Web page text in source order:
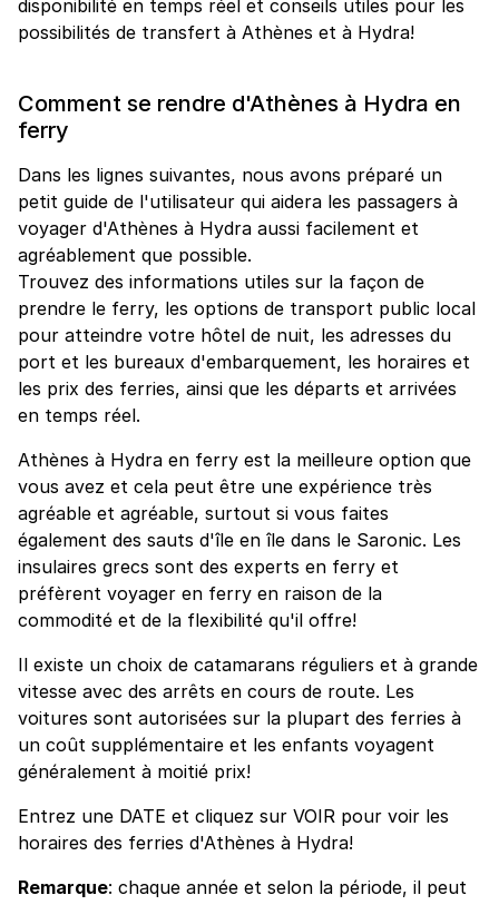
disponibilité en temps réel et conseils utiles pour les
possibilités de transfert à Athènes et à Hydra!
Comment se rendre d'Athènes à Hydra en
ferry
Dans les lignes suivantes, nous avons préparé un
petit guide de l'utilisateur qui aidera les passagers à
voyager d'Athènes à Hydra aussi facilement et
agréablement que possible.
Trouvez des informations utiles sur la façon de
prendre le ferry, les options de transport public local
pour atteindre votre hôtel de nuit, les adresses du
port et les bureaux d'embarquement, les horaires et
les prix des ferries, ainsi que les départs et arrivées
en temps réel.
Athènes à Hydra en ferry est la meilleure option que
vous avez et cela peut être une expérience très
agréable et agréable, surtout si vous faites
également des sauts d'île en île dans le Saronic. Les
insulaires grecs sont des experts en ferry et
préfèrent voyager en ferry en raison de la
commodité et de la flexibilité qu'il offre!
Il existe un choix de catamarans réguliers et à grande
vitesse avec des arrêts en cours de route. Les
voitures sont autorisées sur la plupart des ferries à
un coût supplémentaire et les enfants voyagent
généralement à moitié prix!
Entrez une DATE et cliquez sur VOIR pour voir les
horaires des ferries d'Athènes à Hydra!
Remarque: chaque année et selon la période, il peut